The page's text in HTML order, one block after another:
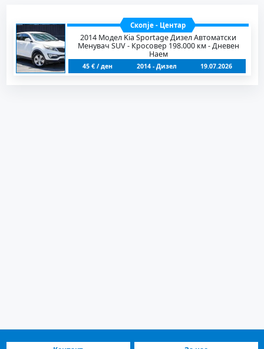
Скопје - Центар
2014 Модел Kia Sportage Дизел Автоматски
Менувач SUV - Кросовер 198.000 км - Дневен
Наем
45 € / ден 2014 - Дизел 19.07.2026